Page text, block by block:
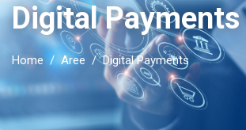
Digital Payments
Home / Aree / Digital Payments